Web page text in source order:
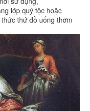
lớp quý tộc hoặc
thứ đồ uống thơm